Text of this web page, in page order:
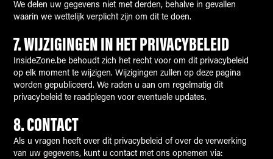
We delen uw gegevens niet met derden, behalve in gevallen
waarin we wettelijk verplicht zijn om dit te doen.
7.WIJZIGINGEN IN HET PRIVACYBELEID
InsideZone.be behoudt zich het recht voor om dit privacybeleid
op elk moment te wijzigen. Wijzigingen zullen op deze pagina
worden gepubliceerd. We raden u aan om regelmatig dit
privacybeleid te raadplegen voor eventuele updates.
8.CONTACT
Als u vragen heeft over dit privacybeleid of over de verwerking
van uw gegevens, kunt u contact met ons opnemen via: